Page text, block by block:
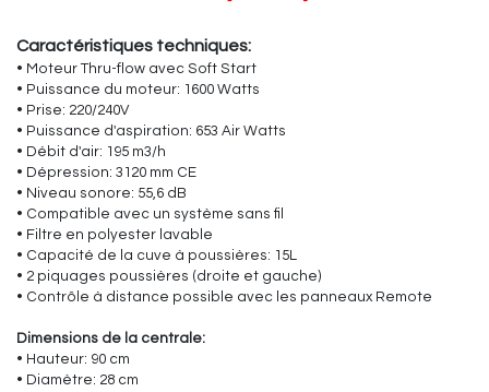
Caractéristiques techniques:
• Moteur Thru-flow avec Soft Start
• Puissance du moteur: 1600 Watts
• Prise: 220/240V
• Puissance d'aspiration: 653 Air Watts
• Débit d'air: 195 m3/h
• Dépression: 3120 mm CE
• Niveau sonore: 55,6 dB
• Compatible avec un système sans fil
• Filtre en polyester lavable
• Capacité de la cuve à poussières: 15L
• 2 piquages poussières (droite et gauche)
• Contrôle à distance possible avec les panneaux Remote
Dimensions de la centrale:
• Hauteur: 90 cm
• Diamètre: 28 cm